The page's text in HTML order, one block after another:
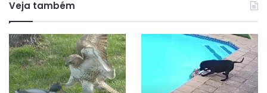
Veja também